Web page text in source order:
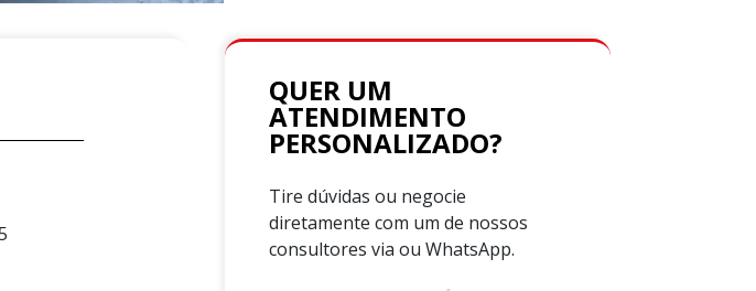
QUER UM
ATENDIMENTO
PERSONALIZADO?
Tire dúvidas ou negocie
diretamente com um de nossos
consultores via ou WhatsApp.